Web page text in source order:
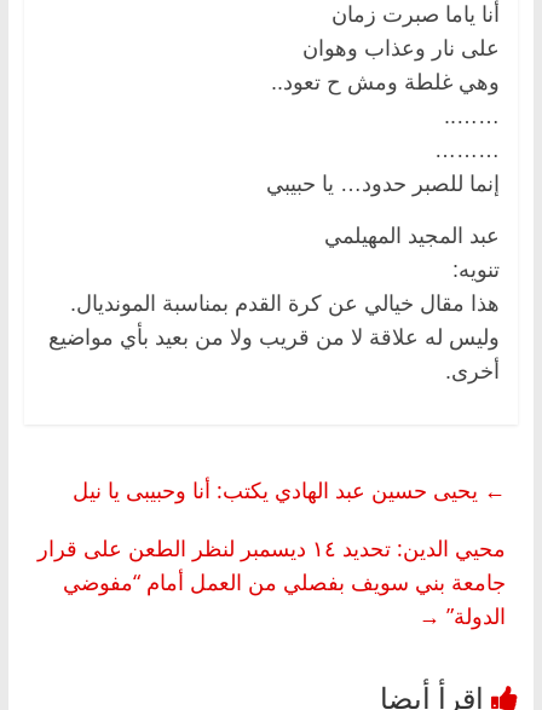
أنا ياما صبرت زمان
على نار وعذاب وهوان
وهي غلطة ومش ح تعود..
……..
………
إنما للصبر حدود… يا حبيبي
عبد المجيد المهيلمي
تنويه:
هذا مقال خيالي عن كرة القدم بمناسبة المونديال.
وليس له علاقة لا من قريب ولا من بعيد بأي مواضيع
أخرى.
← يحيى حسين عبد الهادي يكتب: أنا وحبيبى يا نيل
محيي الدين: تحديد ١٤ ديسمبر لنظر الطعن على قرار
جامعة بني سويف بفصلي من العمل أمام “مفوضي
الدولة” →